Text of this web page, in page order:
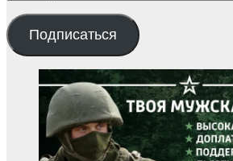
адрес
Подписаться